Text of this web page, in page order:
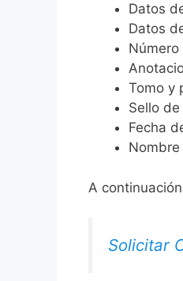
Datos
Datos
Tomo y
Sello
Fecha
A
Solicitar